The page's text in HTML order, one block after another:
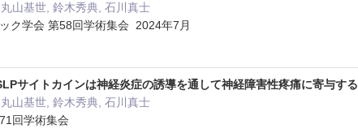
山基世, 鈴木秀典, 石川真士
ク学会 第58回学術集会 2024年7月
サイトカインは神経炎症の誘導を通して神経障害性疼痛に寄与する
山基世, 鈴木秀典, 石川真士
回学術集会